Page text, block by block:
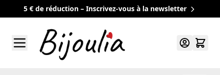
5 € de réduction – Inscrivez-vous à la newsletter